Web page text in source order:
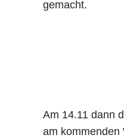
gemacht.
Am 14.11 dann
am kommenden